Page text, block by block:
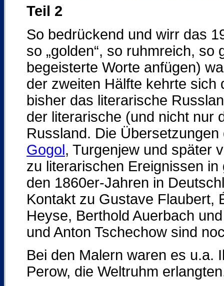
Teil 2
So bedrückend und wirr das
so „golden“, so ruhmreich,
begeisterte Worte anfügen)
der zweiten Hälfte kehrte sich
bisher das literarische
der literarische (und nicht nur
Russland. Die
Gogol, Turgenjew und später
zu literarischen Ereignissen
den 1860er-Jahren in
Kontakt zu Gustave Flaubert,
Heyse, Berthold Auerbach
und Anton Tschechow sind
Bei den Malern waren es u.a.
Perow, die Weltruhm